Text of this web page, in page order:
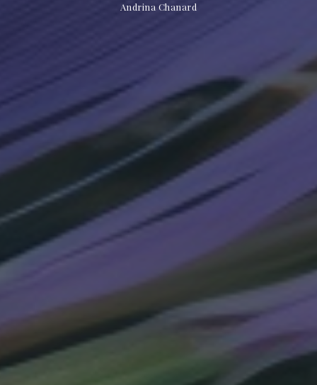
Andrina Chanard